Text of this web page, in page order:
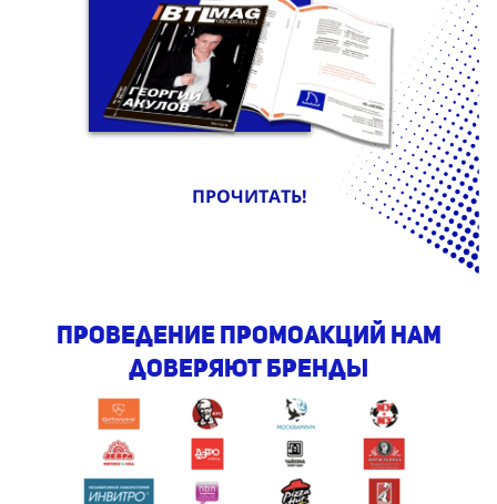
ПРОЧИТАТЬ!
проведение промоакций Нам
доверяют бренды